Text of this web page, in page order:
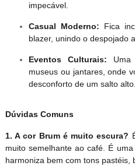
impecável.
Casual Moderno: Fica
blazer, unindo o despojado
Eventos Culturais: Uma
museus ou jantares, onde
desconforto de um salto alto.
Dúvidas Comuns
1. A cor Brum é muito escura?
muito semelhante ao café. É
harmoniza bem com tons pastéis,